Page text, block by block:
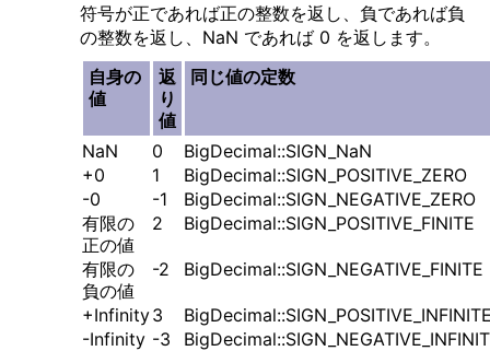
符号が正であれば正の整数を返し、負であれば負
の整数を返し、NaN であれば 0 を返します。
自身の
値
返
り
値
同じ値の定数
NaN 0
BigDecimal::SIGN_NaN
+0
1
BigDecimal::SIGN_POSITIVE_ZERO
-0
-1
BigDecimal::SIGN_NEGATIVE_ZERO
有限の
正の値
2 BigDecimal::SIGN_POSITIVE_FINITE
有限の
負の値
-2 BigDecimal::SIGN_NEGATIVE_FINITE
+Infinity3
-Infinity -3